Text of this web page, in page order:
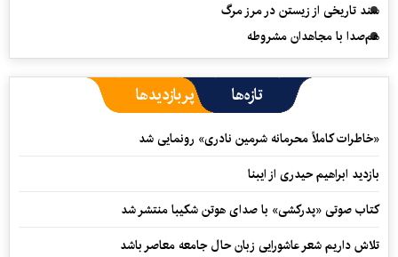
سند تاریخی از زیستن در مرز مرگ
هم‌صدا با مجاهدان مشروطه
تازه‌ها پربازدیدها
«خاطرات کاملاً محرمانه شرمین نادری» رونمایی شد
بازدید ابراهیم حیدری از ایبنا
کتاب صوتی «پدرکشی» با صدای هوتن شکیبا منتشر شد
تلاش داریم شعر عاشورایی زبان حال جامعه معاصر باشد